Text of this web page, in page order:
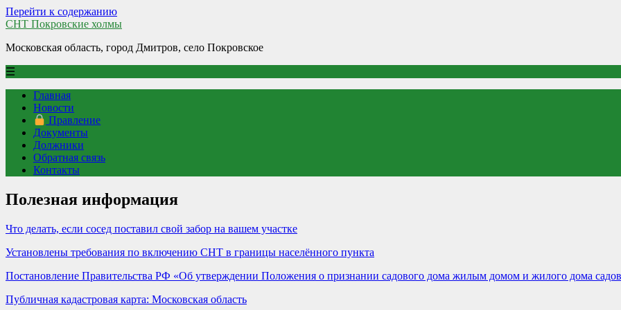
Перейти к содержанию
СНТ Покровские холмы
Московская область, город Дмитров, село Покровское
☰
Главная
Новости
Правление
Документы
Должники
Обратная связь
Контакты
Полезная информация
Что делать, если сосед поставил свой забор на вашем участке
Установлены требования по включению СНТ в границы населённого пункта
Постановление Правительства РФ «Об утверждении Положения о признании садового дома жилым домом и жилого дома
Публичная кадастровая карта: Московская область